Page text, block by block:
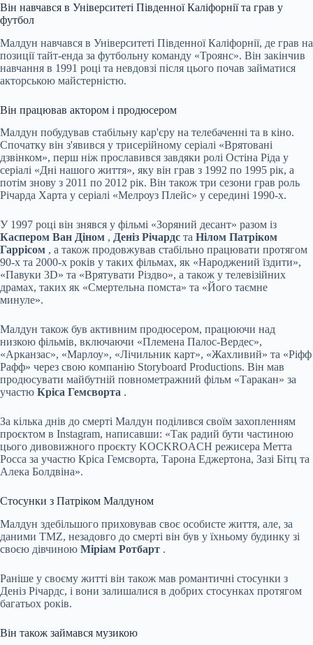
Він навчався в Університеті Південної Каліфорнії та грав у
футбол
Малдун навчався в Університеті Південної Каліфорнії, де грав на
позиції тайт-енда за футбольну команду «Троянс». Він закінчив
навчання в 1991 році та невдовзі після цього почав займатися
акторською майстерністю.
Він працював актором і продюсером
Малдун побудував стабільну кар'єру на телебаченні та в кіно.
Спочатку він з'явився у трисерійному серіалі «Врятовані
дзвінком», перш ніж прославився завдяки ролі Остіна Ріда у
серіалі «Дні нашого життя», яку він грав з 1992 по 1995 рік, а
потім знову з 2011 по 2012 рік. Він також три сезони грав роль
Річарда Харта у серіалі «Мелроуз Плейс» у середині 1990-х.
У 1997 році він знявся у фільмі «Зоряний десант» разом із
Каспером Ван Діном , Деніз Річардс та Нілом Патріком
Гаррісом , а також продовжував стабільно працювати протягом
90-х та 2000-х років у таких фільмах, як «Народжений їздити»,
«Павуки 3D» та «Врятувати Різдво», а також у телевізійних
драмах, таких як «Смертельна помста» та «Його таємне
минуле».
Малдун також був активним продюсером, працюючи над
низкою фільмів, включаючи «Племена Палос-Вердес»,
«Арканзас», «Марлоу», «Лічильник карт», «Жахливий» та «Ріфф
Рафф» через свою компанію Storyboard Productions. Він мав
продюсувати майбутній повнометражний фільм «Таракан» за
участю Кріса Гемсворта .
За кілька днів до смерті Малдун поділився своїм захопленням
проєктом в Instagram, написавши: «Так радий бути частиною
цього дивовижного проєкту KOCKROACH режисера Метта
Росса за участю Кріса Гемсворта, Тарона Еджертона, Зазі Бітц та
Алека Болдвіна».
Стосунки з Патріком Малдуном
Малдун здебільшого приховував своє особисте життя, але, за
даними TMZ, незадовго до смерті він був у їхньому будинку зі
своєю дівчиною Міріам Ротбарт .
Раніше у своєму житті він також мав романтичні стосунки з
Деніз Річардс, і вони залишалися в добрих стосунках протягом
багатьох років.
Він також займався музикою